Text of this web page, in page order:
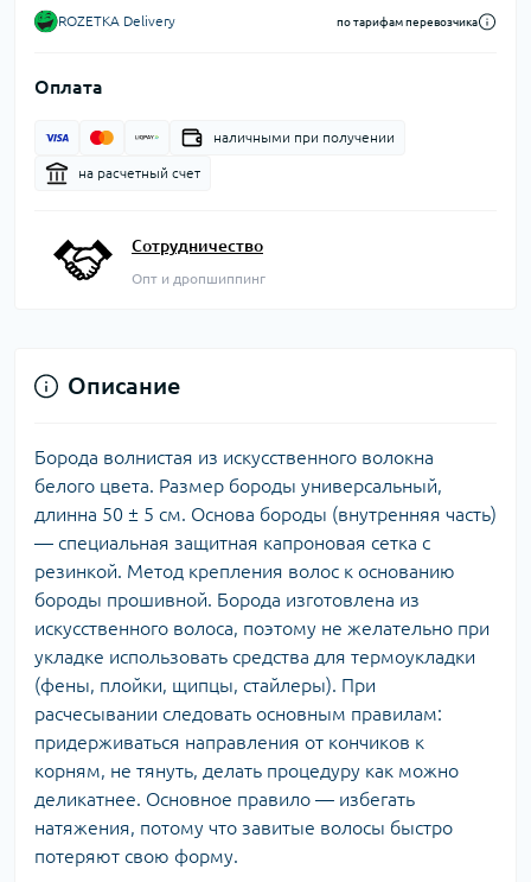
ROZETKA Delivery по тарифам перевозчика
Оплата
наличными при получении
на расчетный счет
Сотрудничество
Опт и дропшиппинг
Описание
Борода волнистая из искусственного волокна
белого цвета. Размер бороды универсальный,
длинна 50 ± 5 см. Основа бороды (внутренняя часть)
— специальная защитная капроновая сетка с
резинкой. Метод крепления волос к основанию
бороды прошивной. Борода изготовлена из
искусственного волоса, поэтому не желательно при
укладке использовать средства для термоукладки
(фены, плойки, щипцы, стайлеры). При
расчесывании следовать основным правилам:
придерживаться направления от кончиков к
корням, не тянуть, делать процедуру как можно
деликатнее. Основное правило — избегать
натяжения, потому что завитые волосы быстро
потеряют свою форму.